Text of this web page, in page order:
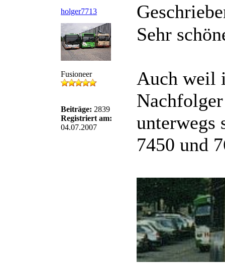
holger7713
Fusioneer
Beiträge: 2839
Registriert am:
04.07.2007
Sehr
Auch weil
unterwegs
7450 und